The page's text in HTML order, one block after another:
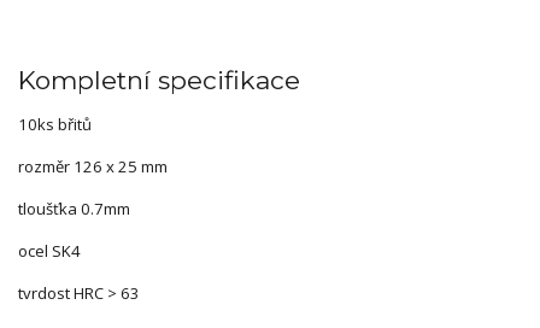
Kompletní specifikace
10ks břitů
rozměr 126 x 25 mm
tloušťka 0.7mm
ocel SK4
tvrdost HRC > 63